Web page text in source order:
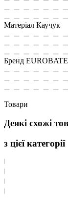
Матеріал Каучук
Бренд
Товари
Деякі схожі
з цієї категорії